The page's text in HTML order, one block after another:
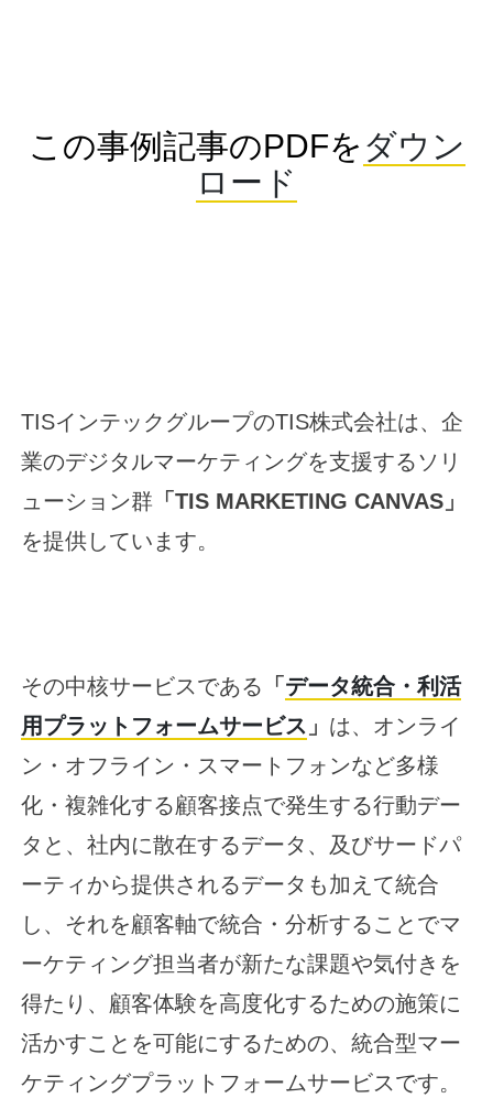
この事例記事のPDFを ダウン
ロード
TISインテックグループのTIS株式会社は、企
業のデジタルマーケティングを支援するソリ
ューション群 「TIS MARKETING CANVAS 」
を提供しています。
その中核サービスである 「 データ統合・利活
用プラットフォームサービス 」 は、オンライ
ン・オフライン・スマートフォンなど多様
化・複雑化する顧客接点で発生する行動デー
タと、社内に散在するデータ、及びサードパ
ーティから提供されるデータも加えて統合
し、それを顧客軸で統合・分析することでマ
ーケティング担当者が新たな課題や気付きを
得たり、顧客体験を高度化するための施策に
活かすことを可能にするための、統合型マー
ケティングプラットフォームサービスです。